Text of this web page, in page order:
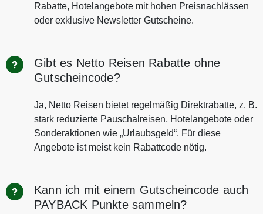
Rabatte, Hotelangebote mit hohen Preisnachlässen
oder exklusive Newsletter Gutscheine.
Gibt es Netto Reisen Rabatte ohne
Gutscheincode?
Ja, Netto Reisen bietet regelmäßig Direktrabatte, z. B.
stark reduzierte Pauschalreisen, Hotelangebote oder
Sonderaktionen wie „Urlaubsgeld“. Für diese
Angebote ist meist kein Rabattcode nötig.
Kann ich mit einem Gutscheincode auch
PAYBACK Punkte sammeln?